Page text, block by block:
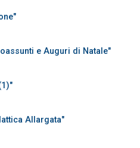
e Auguri di Natale"
Allargata"